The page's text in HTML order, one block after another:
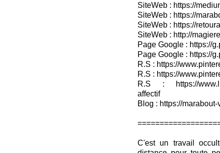
SiteWeb : https://
SiteWeb : https://
SiteWeb : https://
SiteWeb : http://
Page Google : https://
Page Google : https://
R.S : https://
R.S : https://
R.S : https://
affectif
Blog : https://
C'est un travail